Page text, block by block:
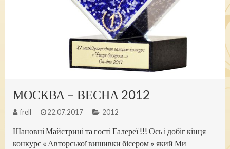
МОСКВА – ВЕСНА 2012
frell 22.07.2017 2012
Шановні Майстрині та гості Галереї !!! Ось і добіг кінця
конкурс « Авторської вишивки бісером » який Ми